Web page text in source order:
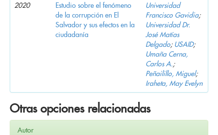
2020
Estudio sobre el fenómeno
de la corrupción en El
Salvador y sus efectos en la
ciudadanía
Universidad
Francisco Gavidia;
Universidad Dr.
José Matías
Delgado; USAID;
Umaña Cerna,
Carlos A.;
Peñailillo, Miguel;
Iraheta, May Evelyn
Otras opciones relacionadas
Autor